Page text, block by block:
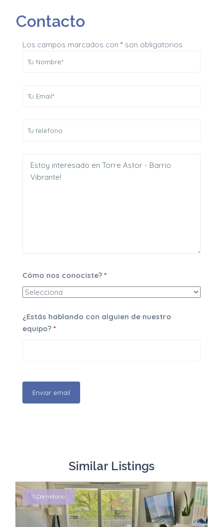
Contacto
Los campos marcados con* son obligatorios
Cómo nos conociste?*
¿Estás hablando con alguien de nuestro
equipo?*
Similar Listings
1 Dormitorio